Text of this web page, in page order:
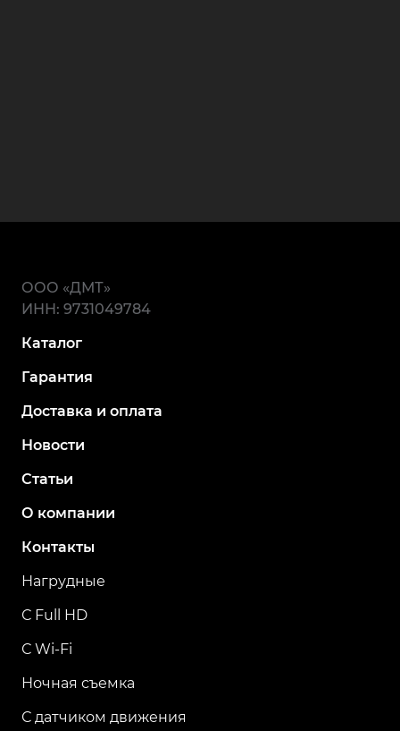
ООО «ДМТ»
ИНН: 9731049784
Каталог
Гарантия
Доставка и оплата
Новости
Статьи
О компании
Контакты
Нагрудные
С Full HD
С Wi-Fi
Ночная съемка
С датчиком движения